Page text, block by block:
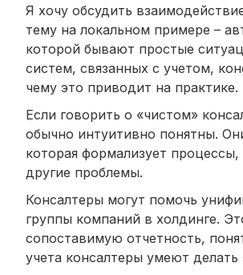
Я хочу обсудить
тему на локальном примере –
которой бывают простые
систем, связанных с учетом,
чему это приводит на практике.
Если говорить о «чистом»
обычно интуитивно понятны.
которая формализует
другие проблемы.
Консалтеры могут помочь
группы компаний в холдинге.
сопоставимую отчетность,
учета консалтеры умеют